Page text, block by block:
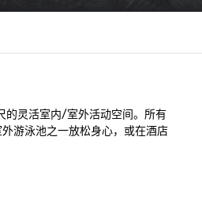
的灵活室内/室外活动空间。所有
游泳池之一放松身心，或在酒店